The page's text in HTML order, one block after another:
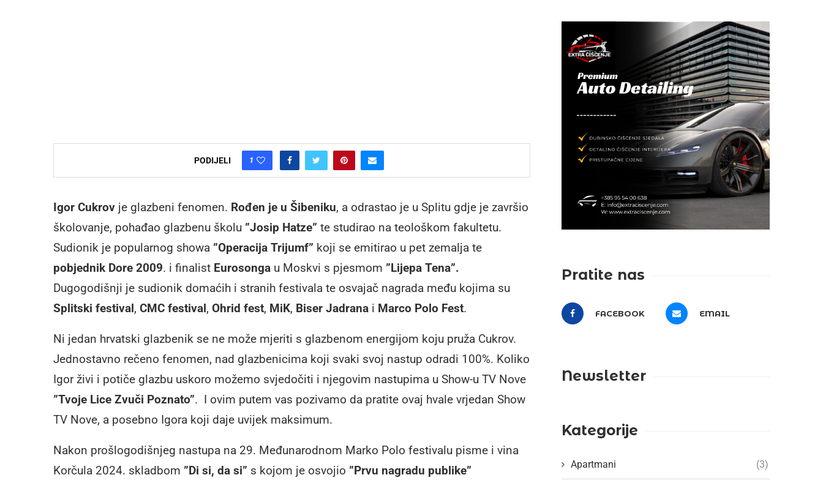
PODIJELI 1
Igor Cukrov je glazbeni fenomen. Rođen je u Šibeniku, a odrastao je u Splitu gdje je završio
školovanje, pohađao glazbenu školu ”Josip Hatze” te studirao na teološkom fakultetu.
Sudionik je popularnog showa ”Operacija Trijumf” koji se emitirao u pet zemalja te
pobjednik Dore 2009. i finalist Eurosonga u Moskvi s pjesmom ”Lijepa Tena”.
Dugogodišnji je sudionik domaćih i stranih festivala te osvajač nagrada među kojima su
Splitski festival, CMC festival, Ohrid fest, MiK, Biser Jadrana i Marco Polo Fest.
Ni jedan hrvatski glazbenik se ne može mjeriti s glazbenom energijom koju pruža Cukrov.
Jednostavno rečeno fenomen, nad glazbenicima koji svaki svoj nastup odradi 100%. Koliko
Igor živi i potiče glazbu uskoro možemo svjedočiti i njegovim nastupima u Show-u TV Nove
”Tvoje Lice Zvuči Poznato”. I ovim putem vas pozivamo da pratite ovaj hvale vrjedan Show
TV Nove, a posebno Igora koji daje uvijek maksimum.
Nakon prošlogodišnjeg nastupa na 29. Međunarodnom Marko Polo festivalu pisme i vina
Korčula 2024. skladbom ”Di si, da si” s kojom je osvojio ”Prvu nagradu publike”
Pratite nas
FACEBOOK EMAIL
Newsletter
Kategorije
Apartmani (3)